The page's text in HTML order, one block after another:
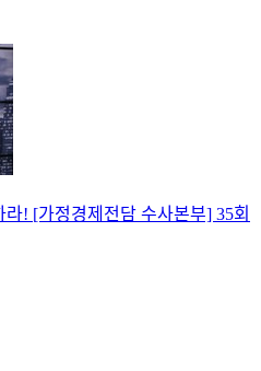
[가정경제전담 수사본부] 35회